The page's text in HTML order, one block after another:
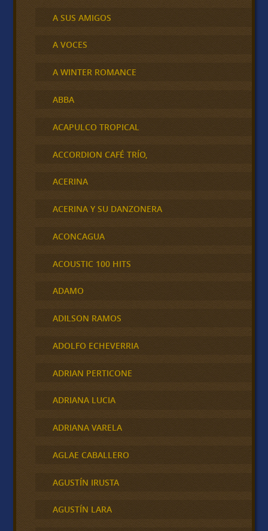
A SUS AMIGOS
A VOCES
A WINTER ROMANCE
ABBA
ACAPULCO TROPICAL
ACCORDION CAFÉ TRÍO,
ACERINA
ACERINA Y SU DANZONERA
ACONCAGUA
ACOUSTIC 100 HITS
ADAMO
ADILSON RAMOS
ADOLFO ECHEVERRIA
ADRIAN PERTICONE
ADRIANA LUCIA
ADRIANA VARELA
AGLAE CABALLERO
AGUSTÍN IRUSTA
AGUSTÍN LARA